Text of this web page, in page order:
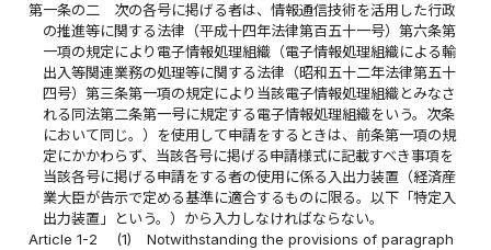
第一条の二
次の各号に掲げる者は、情報通信技術を活用した行政
の推進等に関する法律（平成十四年法律第百五十一号）第六条第
一項の規定により電子情報処理組織（電子情報処理組織による輸
出入等関連業務の処理等に関する法律（昭和五十二年法律第五十
四号）第三条第一項の規定により当該電子情報処理組織とみなさ
れる同法第二条第一号に規定する電子情報処理組織をいう。次条
において同じ。）を使用して申請をするときは、前条第一項の規
定にかかわらず、当該各号に掲げる申請様式に記載すべき事項を
当該各号に掲げる申請をする者の使用に係る入出力装置（経済産
業大臣が告示で定める基準に適合するものに限る。以下「特定入
出力装置」という。）から入力しなければならない。
Article 1-2
(1)
Notwithstanding the provisions of paragraph